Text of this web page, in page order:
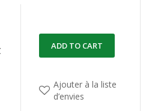
ADD TO CART
Ajouter à la liste
d’envies